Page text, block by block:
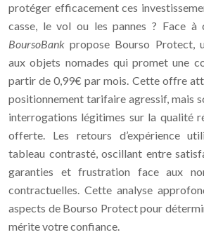
protéger efficacement ces
casse, le vol ou les pannes ? Face à
BoursoBank propose Bourso Protect,
aux objets nomades qui promet une
partir de 0,99€ par mois. Cette offre
positionnement tarifaire agressif, mais
interrogations légitimes sur la qualité
offerte. Les retours d’expérience
tableau contrasté, oscillant entre
garanties et frustration face aux
contractuelles. Cette analyse
aspects de Bourso Protect pour
mérite votre confiance.